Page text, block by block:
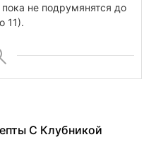
не подрумянятся до
11).
С Клубникой